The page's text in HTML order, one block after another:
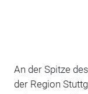
An der Spitze
der Region